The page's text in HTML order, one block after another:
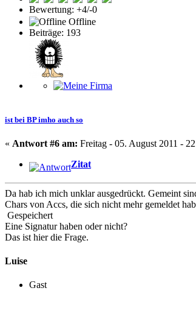
Bewertung: +4/-0
Offline
Beiträge: 193
ist bei BP imho auch so
« Antwort #6 am: Freitag - 05. August 2011 -
Zitat
Da hab ich mich unklar ausgedrückt. Gemeint
Chars von Accs, die sich nicht mehr gemeldet
Gespeichert
Eine Signatur haben oder nicht?
Das ist hier die Frage.
Luise
Gast